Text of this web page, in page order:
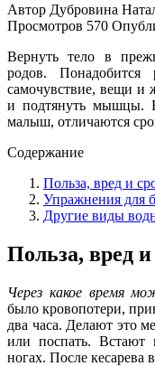
Автор Дубровина
Просмотров 570
Вернуть тело в
родов. Понадобится
самочувствие, вещи и
и подтянуть мышцы.
малыш, отличаются
Содержание
Польза, вред и
Упражнения для
Другие виды
Польза, вред
Через какое время
было кровопотери,
два часа. Делают это
или поспать. Встают
ногах. После кесарева